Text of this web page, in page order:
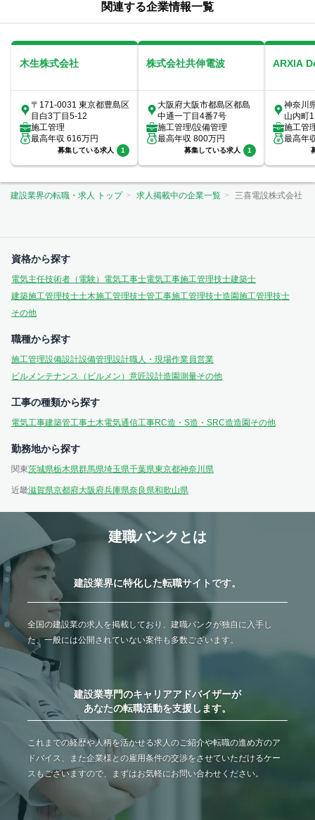
関連する企業情報一覧
木生株式会社
〒171-0031 東京都豊島区
目白3丁目5-12
施工管理
最高年収 616万円
募集している求人 1
株式会社共伸電波
大阪府大阪市都島区都島
中通一丁目4番7号
施工管理/設備管理
最高年収 800万円
募集している求人 1
ARXIA
神奈川
山内町
室
施工管
最高年
建設業界の転職・求人 トップ 求人掲載中の企業一覧 三喜電設株式会社
資格から探す
電気主任技術者（電験） 電気工事士電気工事施工管理技士建築士
建築施工管理技士土木施工管理技士管工事施工管理技士造園施工管理技士
その他
職種から探す
施工管理設備設計設備管理設計職人・現場作業員営業
ビルメンテナンス（ビルメン） 意匠設計造園測量その他
工事の種類から探す
電気工事建築管工事土木電気通信工事RC造・S造・SRC造造園 その他
勤務地から探す
関東茨城県栃木県群馬県埼玉県千葉県東京都神奈川県
近畿滋賀県京都府大阪府兵庫県奈良県和歌山県
建職バンクとは
建設業界に特化した転職サイトです。
全国の建設業の求人を掲載しており、建職バンクが独自に入手し
た、一般には公開されていない案件も多数ございます。
建設業専門のキャリアアドバイザーが
あなたの転職活動を支援します。
これまでの経歴や人柄を活かせる求人のご紹介や転職の進め方のア
ドバイス、また企業様との雇用条件の交渉をさせていただけるケー
スもございますので、まずはお気軽にお問い合わせください。